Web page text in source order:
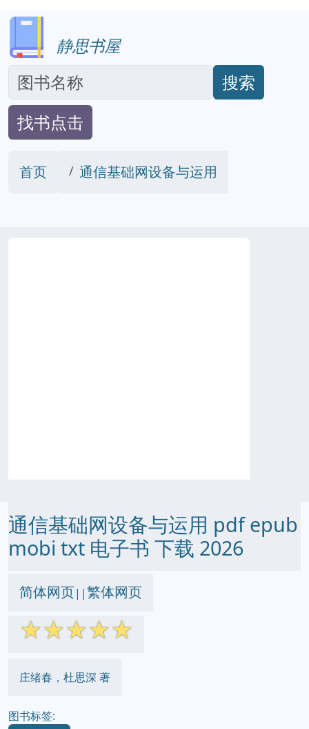
静思书屋
搜索
找书点击
首页 通信基础网设备与运用
通信基础网设备与运用 pdf epub
mobi txt 电子书 下载 2026
简体网页||繁体网页
☆☆☆☆☆
庄绪春，杜思深 著
图书标签: